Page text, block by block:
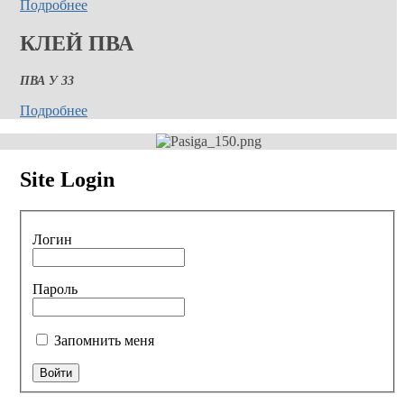
Подробнее
КЛЕЙ ПВА
ПВА У 33
Подробнее
Site Login
Логин
Пароль
Запомнить меня